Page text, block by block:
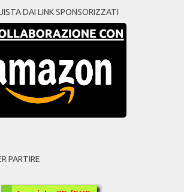
DAI LINK SPONSORIZZATI
PARTIRE